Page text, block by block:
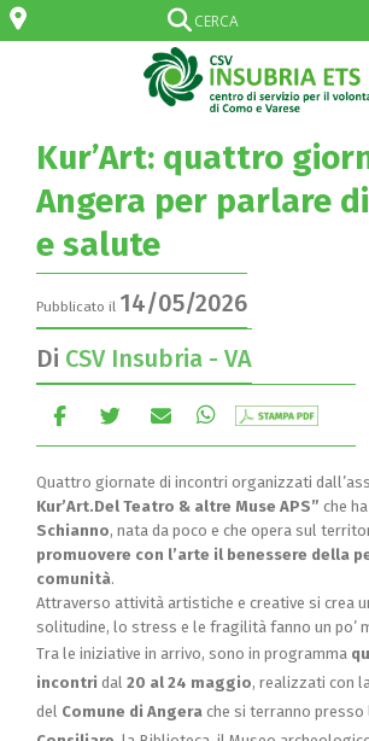
Kur’Art: quattro
Angera per parlare
e salute
Pubblicato il 14/05/2026
Di CSV Insubria - VA
Quattro giornate di incontri organizzati
Kur’Art.Del Teatro & altre Muse APS” che ha
Schianno, nata da poco e che opera sul
promuovere con l’arte il benessere della
comunità.
Attraverso attività artistiche e creative si crea
solitudine, lo stress e le fragilità fanno un po’
Tra le iniziative in arrivo, sono in programma
incontri dal 20 al 24 maggio, realizzati con
del Comune di Angera che si terranno presso